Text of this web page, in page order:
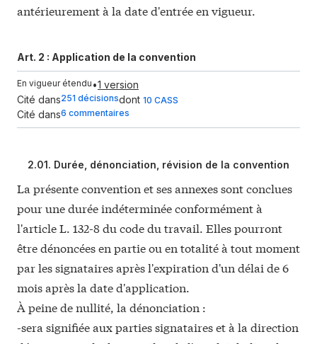
antérieurement à la date d'entrée en vigueur.
Art. 2 : Application de la convention
En vigueur étendu •1 version
Cité dans251 décisionsdont 10 CASS
Cité dans6 commentaires
2.01. Durée, dénonciation, révision de la convention
La présente convention et ses annexes sont conclues
pour une durée indéterminée conformément à
l'article L. 132-8 du code du travail. Elles pourront
être dénoncées en partie ou en totalité à tout moment
par les signataires après l'expiration d'un délai de 6
mois après la date d'application.
À peine de nullité, la dénonciation :
-sera signifiée aux parties signataires et à la direction